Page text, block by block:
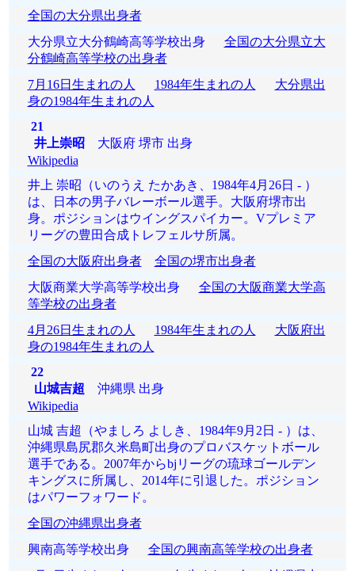
全国の大分県出身者
大分県立大分鶴崎高等学校出身 全国の大分県立大
分鶴崎高等学校の出身者
7月16日生まれの人
1984年生まれの人
大分県出
身の1984年生まれの人
21
井上崇昭大阪府 堺市 出身
Wikipedia
井上 崇昭（いのうえ たかあき、1984年4月26日 - ）
は、日本の男子バレーボール選手。大阪府堺市出
身。ポジションはウイングスパイカー。Vプレミア
リーグの豊田合成トレフェルサ所属。
全国の大阪府出身者
全国の堺市出身者
大阪商業大学高等学校出身 全国の大阪商業大学高
等学校の出身者
4月26日生まれの人
1984年生まれの人
大阪府出
身の1984年生まれの人
22
山城吉超 沖縄県 出身
Wikipedia
山城 吉超（やましろ よしき、1984年9月2日 - ）は、
沖縄県島尻郡久米島町出身のプロバスケットボール
選手である。2007年からbjリーグの琉球ゴールデン
キングスに所属し、2014年に引退した。ポジション
はパワーフォワード。
全国の沖縄県出身者
興南高等学校出身 全国の興南高等学校の出身者